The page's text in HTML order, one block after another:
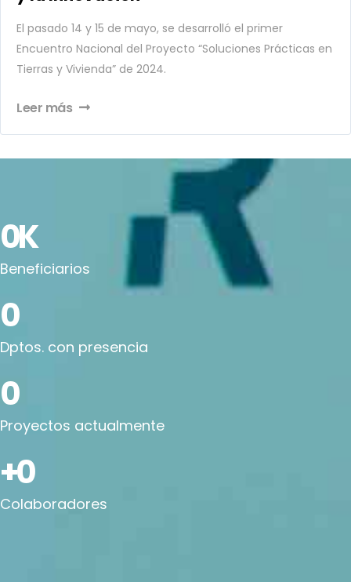
El pasado 14 y 15 de mayo, se desarrolló el primer
Encuentro Nacional del Proyecto “Soluciones Prácticas en
Tierras y Vivienda” de 2024.
Leer más
0K
Beneficiarios
0
Dptos. con presencia
0
Proyectos actualmente
+0
Colaboradores